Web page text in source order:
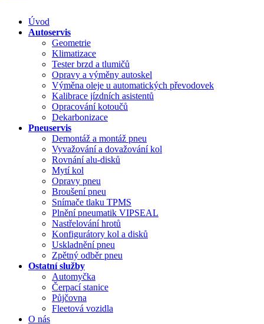
Úvod
Autoservis
Geometrie
Klimatizace
Tester brzd a tlumičů
Opravy a výměny autoskel
Výměna oleje u automatických převodovek
Kalibrace jízdních asistentů
Opracování kotoučů
Dekarbonizace
Pneuservis
Demontáž a montáž pneu
Vyvažování a dovažování kol
Rovnání alu-disků
Mytí kol
Opravy pneu
Broušení pneu
Snímače tlaku TPMS
Plnění pneumatik VIPSEAL
Nastřelování hrotů
Konfigurátory kol a disků
Uskladnění pneu
Zpětný odběr pneu
Ostatní služby
Automyčka
Čerpací stanice
Půjčovna
Fleetová vozidla
O nás